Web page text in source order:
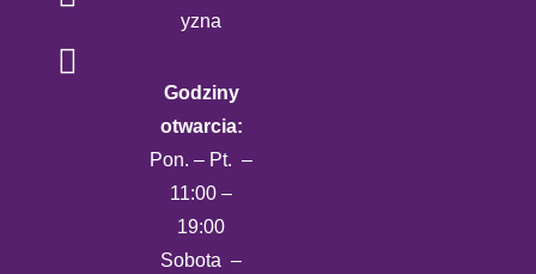
yzna
Godziny
otwarcia:
Pon. – Pt. –
11:00 –
19:00
Sobota –